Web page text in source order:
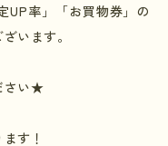
UP率」「お買物券」の
います。
さい★
す！